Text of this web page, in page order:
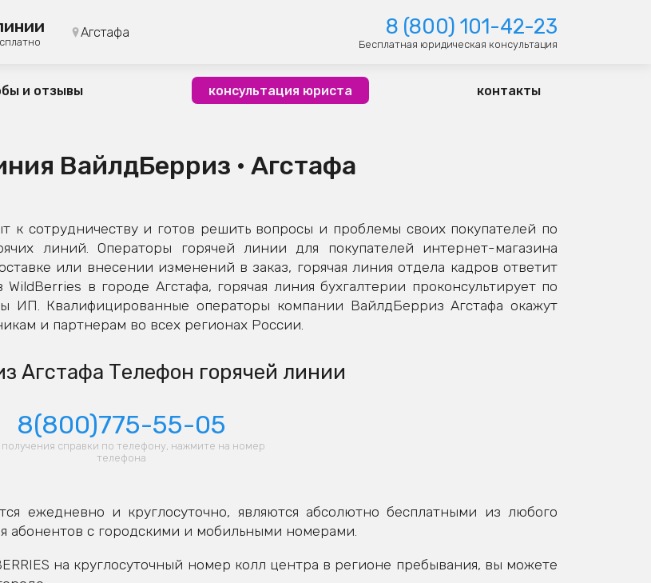
Агстафа 8 (800) 101-42-23
Бесплатная юридическая консультация
и отзывы консультация юриста контакты
ВайлдБерриз • Агстафа
к сотрудничеству и готов решить вопросы и проблемы своих покупателей по
линий. Операторы горячей линии для покупателей интернет-магазина
или внесении изменений в заказ, горячая линия отдела кадров ответит
в городе Агстафа, горячая линия бухгалтерии проконсультирует по
ИП. Квалифицированные операторы компании ВайлдБерриз Агстафа окажут
и партнерам во всех регионах России.
Агстафа Телефон горячей линии
8(800)775-55-05
получения справки по телефону, нажмите на номер
телефона
ежедневно и круглосуточно, являются абсолютно бесплатными из любого
абонентов с городскими и мобильными номерами.
на круглосуточный номер колл центра в регионе пребывания, вы можете